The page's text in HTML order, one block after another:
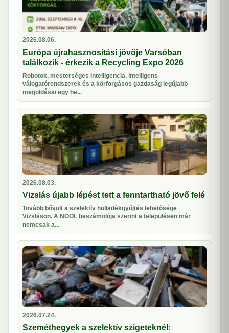
2026.08.06.
Európa újrahasznosítási jövője Varsóban
találkozik - érkezik a Recycling Expo 2026
Robotok, mesterséges intelligencia, intelligens
válogatórendszerek és a körforgásos gazdaság legújabb
megoldásai egy he...
2026.08.03.
Vizslás újabb lépést tett a fenntartható jövő felé
Tovább bővült a szelektív hulladékgyűjtés lehetősége
Vizsláson. A NOOL beszámolója szerint a településen már
nemcsak a...
2026.07.24.
Szeméthegyek a szelektív szigeteknél: